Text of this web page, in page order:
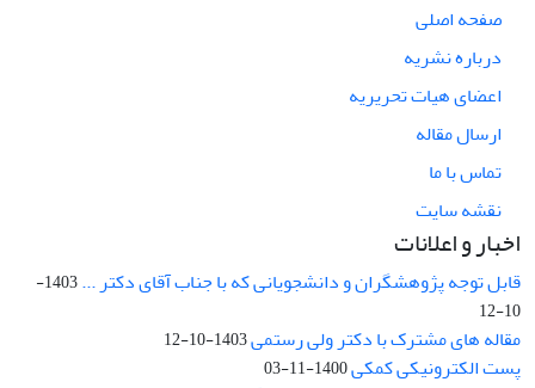
صفحه اصلی
درباره نشریه
اعضای هیات تحریریه
ارسال مقاله
تماس با ما
نقشه سایت
اخبار و اعلانات
قابل توجه پژوهشگران و دانشجویانی که با جناب آقای دکتر ...
1403-
10-12
مقاله های مشترک با دکتر ولی رستمی1403-10-12
پست الکترونیکی کمکی1400-11-03